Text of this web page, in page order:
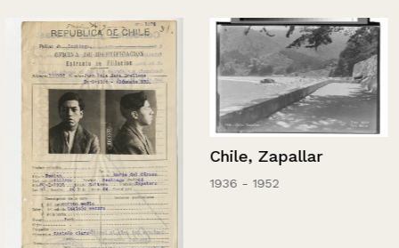
Chile, Zapallar
1936 - 1952